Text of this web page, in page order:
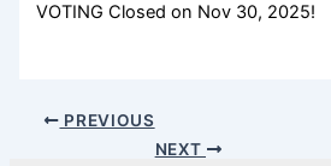
VOTING Closed on Nov 30, 2025!
PREVIOUS
NEXT